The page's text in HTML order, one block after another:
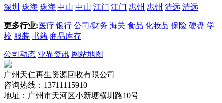
深圳 珠海 珠海 中山 中山 江门 江门 惠州 惠州 清远 清远
更多行业: 医疗 银行 公司/财务 海关 食品 化妆品 保险 硬盘 学
校 服装 书籍 商品库存
公司动态 业界资讯 网站地图
广州天仁再生资源回收有限公司
咨询热线：13711115910
地址：广州市天河区小新塘横圳路10号